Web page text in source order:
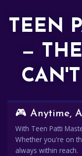
TEEN
—
With Teen Patti
Whether you're on
always within reach.